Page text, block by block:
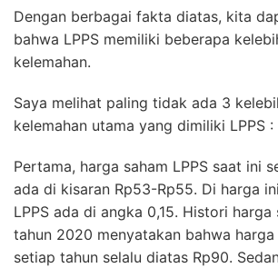
Dengan berbagai fakta diatas, kita
bahwa LPPS memiliki beberapa
kelemahan.
Saya melihat paling tidak ada 3
kelemahan utama yang dimiliki LPPS :
Pertama, harga saham LPPS saat ini
ada di kisaran Rp53-Rp55. Di harga
LPPS ada di angka 0,15. Histori harga
tahun 2020 menyatakan bahwa
setiap tahun selalu diatas Rp90.